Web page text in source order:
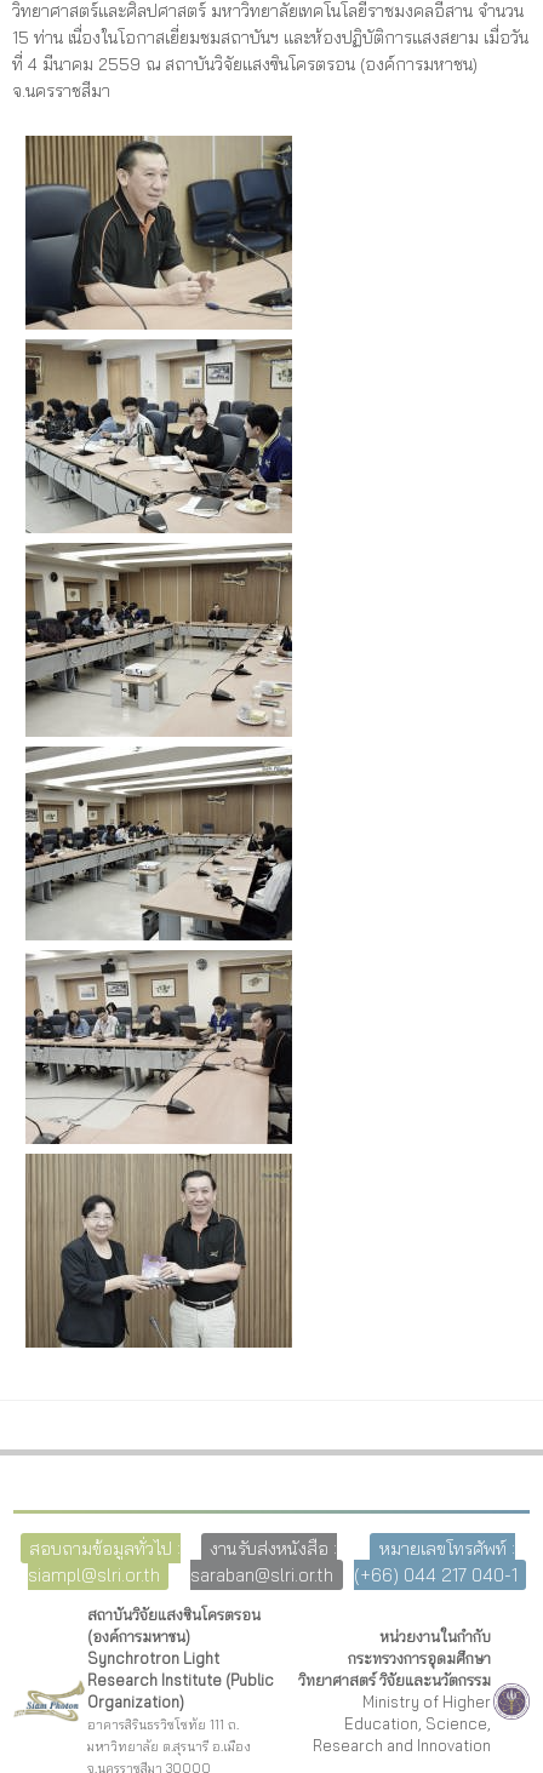
วิทยาศาสตร์และศิลปศาสตร์ มหาวิทยาลัยเทคโนโลยีราชมงคลอีสาน จำนวน
15 ท่าน เนื่องในโอกาสเยี่ยมชมสถาบันฯ และห้องปฏิบัติการแสงสยาม เมื่อวัน
ที่ 4 มีนาคม 2559 ณ สถาบันวิจัยแสงซินโครตรอน (องค์การมหาชน)
จ.นครราชสีมา
สอบถามข้อมูลทั่วไป :
siampl@slri.or.th
งานรับส่งหนังสือ :
saraban@slri.or.th
หมายเลขโทรศัพท์ :
(+66) 044 217 040-1
สถาบันวิจัยแสงซินโครตรอน
(องค์การมหาชน)
Synchrotron Light
Research Institute (Public
Organization)
อาคารสิรินธรวิชโชทัย 111 ถ.
มหาวิทยาลัย ต.สุรนารี อ.เมือง
จ.นครราชสีมา 30000
หน่วยงานในกำกับ
กระทรวงการอุดมศึกษา
วิทยาศาสตร์ วิจัยและนวัตกรรม
Ministry of Higher
Education, Science,
Research and Innovation